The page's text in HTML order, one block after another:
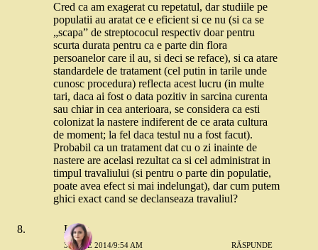
Cred ca am exagerat cu repetatul, dar studiile pe
populatii au aratat ce e eficient si ce nu (si ca se
„scapa” de streptococul respectiv doar pentru
scurta durata pentru ca e parte din flora
persoanelor care il au, si deci se reface), si ca atare
standardele de tratament (cel putin in tarile unde
cunosc procedura) reflecta acest lucru (in multe
tari, daca ai fost o data pozitiv in sarcina curenta
sau chiar in cea anterioara, se considera ca esti
colonizat la nastere indiferent de ce arata cultura
de moment; la fel daca testul nu a fost facut).
Probabil ca un tratament dat cu o zi inainte de
nastere are acelasi rezultat ca si cel administrat in
timpul travaliului (si pentru o parte din populatie,
poate avea efect si mai indelungat), dar cum putem
ghici exact cand se declanseaza travaliul?
Luiza
3 IUNIE 2014/9:54 AM RĂSPUNDE